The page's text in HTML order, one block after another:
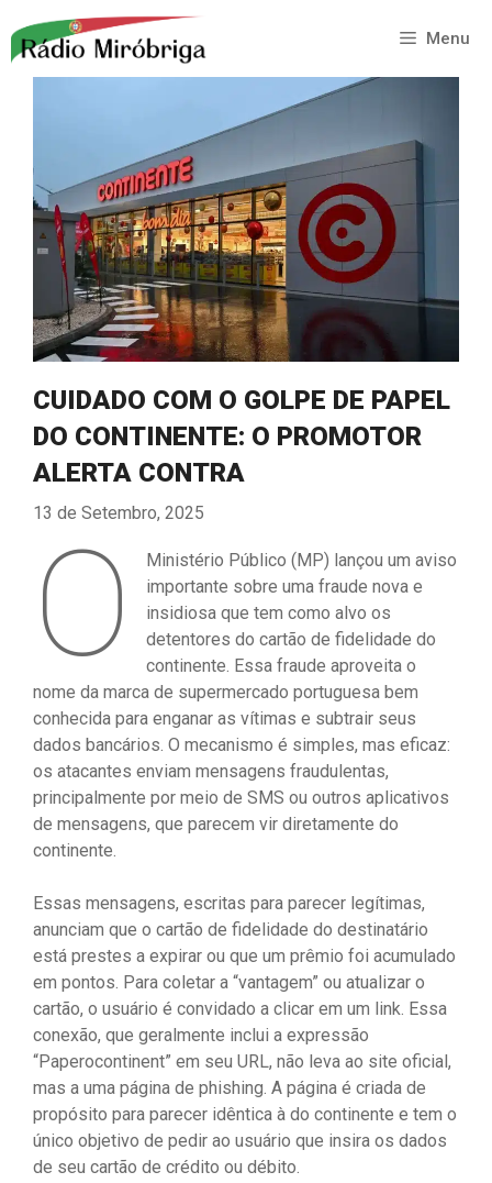
para
Menu
CUIDADO COM O GOLPE DE PAPEL
DO CONTINENTE: O PROMOTOR
ALERTA CONTRA
13 de Setembro, 2025
O
Ministério Público (MP) lançou um aviso
importante sobre uma fraude nova e
insidiosa que tem como alvo os
detentores do cartão de fidelidade do
continente. Essa fraude aproveita o
nome da marca de supermercado portuguesa bem
conhecida para enganar as vítimas e subtrair seus
dados bancários. O mecanismo é simples, mas eficaz:
os atacantes enviam mensagens fraudulentas,
principalmente por meio de SMS ou outros aplicativos
de mensagens, que parecem vir diretamente do
continente.
Essas mensagens, escritas para parecer legítimas,
anunciam que o cartão de fidelidade do destinatário
está prestes a expirar ou que um prêmio foi acumulado
em pontos. Para coletar a “vantagem” ou atualizar o
cartão, o usuário é convidado a clicar em um link. Essa
conexão, que geralmente inclui a expressão
“Paperocontinent” em seu URL, não leva ao site oficial,
mas a uma página de phishing. A página é criada de
propósito para parecer idêntica à do continente e tem o
único objetivo de pedir ao usuário que insira os dados
de seu cartão de crédito ou débito.